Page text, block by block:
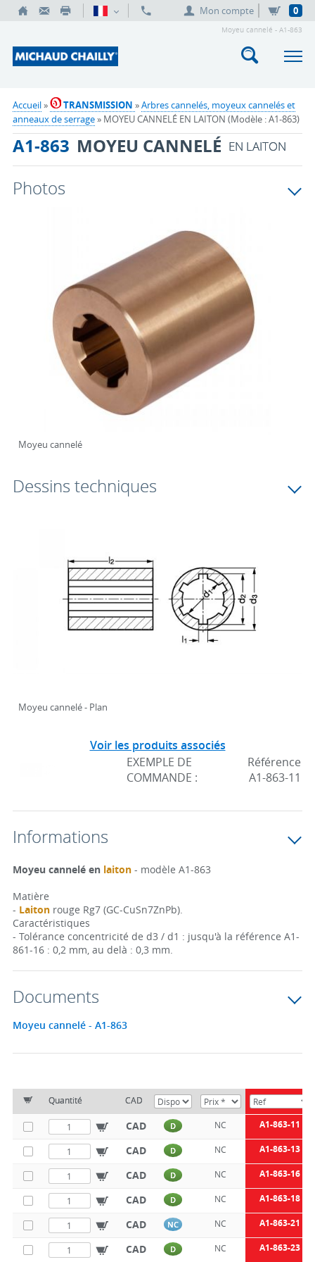
Mon compte 0
Moyeu cannelé - A1-863
Accueil» TRANSMISSION »Arbres cannelés, moyeux cannelés et
anneaux de serrage» MOYEU CANNELÉ EN LAITON (Modèle : A1-863)
A1-863 MOYEU CANNELÉ EN LAITON
Photos
Moyeu cannelé
Dessins techniques
Moyeu cannelé - Plan
Voir les produits associés
EXEMPLE DE
COMMANDE :
Référence
A1-863-11
Informations
Moyeu cannelé en laiton- modèle A1-863
Matière
- Laitonrouge Rg7 (GC-CuSn7ZnPb).
Caractéristiques
- Tolérance concentricité de d3 / d1 : jusqu'à la référence A1-
861-16 : 0,2 mm, au delà : 0,3 mm.
Documents
Moyeu cannelé - A1-863
Quantité CAD
CAD D NC A1-863-11
CAD D NC A1-863-13
CAD D NC A1-863-16
CAD D NC A1-863-18
CAD NC NC A1-863-21
CAD D NC A1-863-23